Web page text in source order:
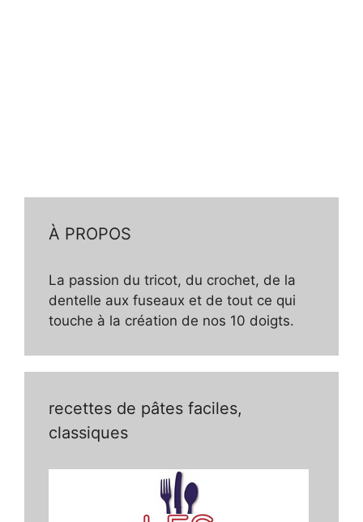
À PROPOS
La passion du tricot, du crochet, de la
dentelle aux fuseaux et de tout ce qui
touche à la création de nos 10 doigts.
recettes de pâtes faciles,
classiques